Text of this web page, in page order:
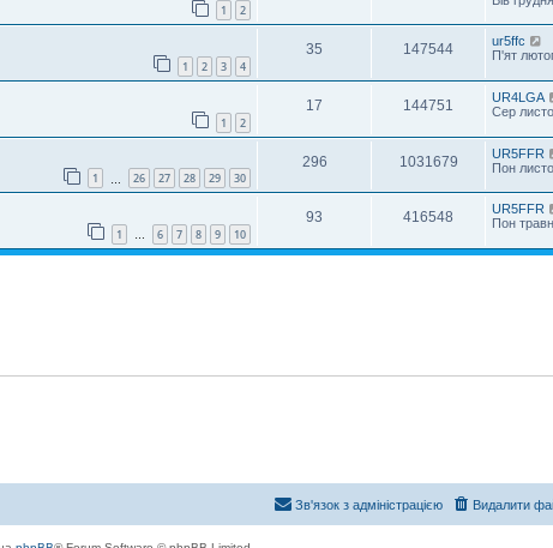
1 2
1 2 3 4
35 147544
ur5ffc
П'ят
1 2
17 144751
UR4LGA
Сер
1 26 27 28 29 30
296 1031679
UR5FFR
Пон
1 … 6 7 8 9 10
93 416548
UR5FFR
Пон
Видалити
Зв'язок з адміністрацією